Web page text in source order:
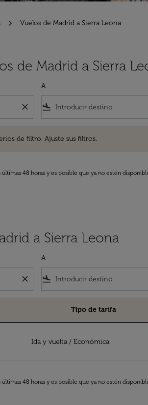
Vuelos de Madrid a Sierra Leona
de Madrid a Sierra
close
A
flight_land
de filtro. Ajuste sus filtros.
48 horas y es posible que ya no estén
a Sierra Leona
close
A
flight_land
Tipo de tarifa
Ida y vuelta / Económica
48 horas y es posible que ya no estén